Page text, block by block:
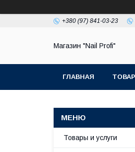
+380 (97) 841-03-23
Магазин "Nail Profi"
ГЛАВНАЯ
Товары и услуги